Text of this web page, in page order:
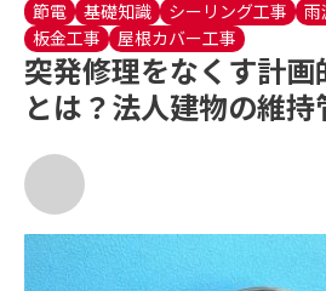
節電 基礎知識 シーリング工事 雨
板金工事
屋根カバー工事
突発修理をなくす計
とは？法人建物の維